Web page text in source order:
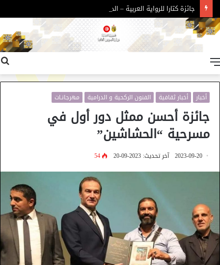
جائزة كتارا للرواية العربية – الدورة 11
أخبار أخبار ثقافية الفنون الركحية و الدرامية مهرجانـات
جائزة أحسن ممثل دور أول في
مسرحية “الحشاشين”
2023-09-20 آخر تحديث: 2023-09-20 54